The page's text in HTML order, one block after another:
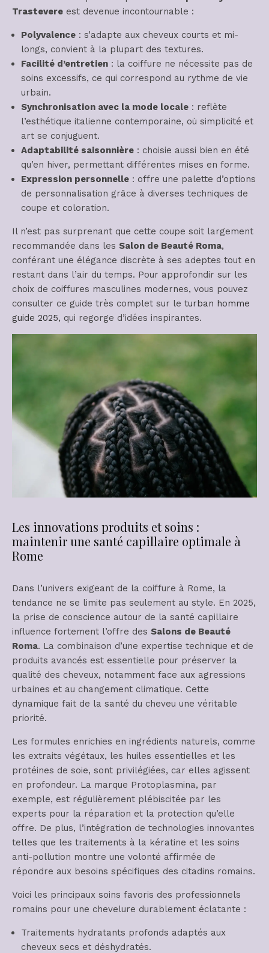
Trastevere est devenue incontournable :
Polyvalence : s’adapte aux cheveux courts et mi-
longs, convient à la plupart des textures.
Facilité d’entretien : la coiffure ne nécessite pas de
soins excessifs, ce qui correspond au rythme de vie
urbain.
Synchronisation avec la mode locale : reflète
l’esthétique italienne contemporaine, où simplicité et
art se conjuguent.
Adaptabilité saisonnière : choisie aussi bien en été
qu’en hiver, permettant différentes mises en forme.
Expression personnelle : offre une palette d’options
de personnalisation grâce à diverses techniques de
coupe et coloration.
Il n’est pas surprenant que cette coupe soit largement
recommandée dans les Salon de Beauté Roma,
conférant une élégance discrète à ses adeptes tout en
restant dans l’air du temps. Pour approfondir sur les
choix de coiffures masculines modernes, vous pouvez
consulter ce guide très complet sur le turban homme
guide 2025, qui regorge d’idées inspirantes.
Les innovations produits et soins :
maintenir une santé capillaire optimale à
Rome
Dans l’univers exigeant de la coiffure à Rome, la
tendance ne se limite pas seulement au style. En 2025,
la prise de conscience autour de la santé capillaire
influence fortement l’offre des Salons de Beauté
Roma. La combinaison d’une expertise technique et de
produits avancés est essentielle pour préserver la
qualité des cheveux, notamment face aux agressions
urbaines et au changement climatique. Cette
dynamique fait de la santé du cheveu une véritable
priorité.
Les formules enrichies en ingrédients naturels, comme
les extraits végétaux, les huiles essentielles et les
protéines de soie, sont privilégiées, car elles agissent
en profondeur. La marque Protoplasmina, par
exemple, est régulièrement plébiscitée par les
experts pour la réparation et la protection qu’elle
offre. De plus, l’intégration de technologies innovantes
telles que les traitements à la kératine et les soins
anti-pollution montre une volonté affirmée de
répondre aux besoins spécifiques des citadins romains.
Voici les principaux soins favoris des professionnels
romains pour une chevelure durablement éclatante :
Traitements hydratants profonds adaptés aux
cheveux secs et déshydratés.